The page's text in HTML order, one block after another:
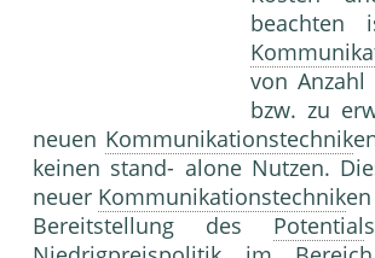
von Anzahl
bzw. zu
neuen Kommunikationstechnik
keinen stand- alone Nutzen.
neuer Kommunikationstechnik
Bereitstellung des Potential